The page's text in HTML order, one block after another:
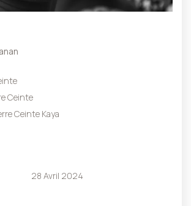
Ceinte
Ceinte Kaya
28 Avril 2024